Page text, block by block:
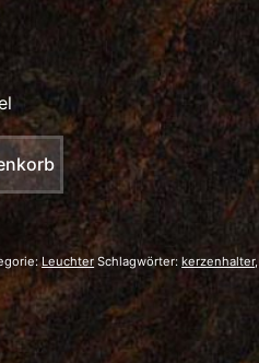
Leuchter Schlagwörter:kerzenhalter,